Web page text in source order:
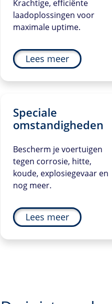
Krachtige, efficiënte
laadoplossingen voor
maximale uptime.
Lees meer
Speciale
omstandigheden
Bescherm je voertuigen
tegen corrosie, hitte,
koude, explosiegevaar en
nog meer.
Lees meer